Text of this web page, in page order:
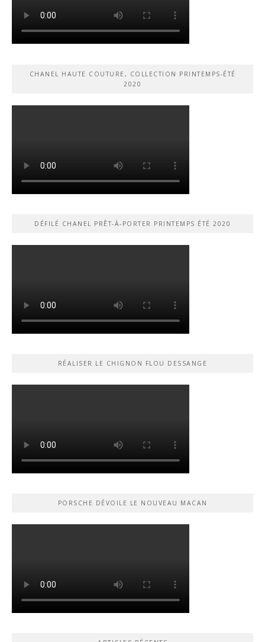
CHANEL HAUTE COUTURE, COLLECTION PRINTEMPS-ÉTÉ
2020
DÉFILÉ CHANEL PRÊT-À-PORTER PRINTEMPS ÉTÉ 2020
RÉALISER LE CHIGNON FLOU DESSANGE
PORSCHE DÉVOILE LE NOUVEAU MACAN